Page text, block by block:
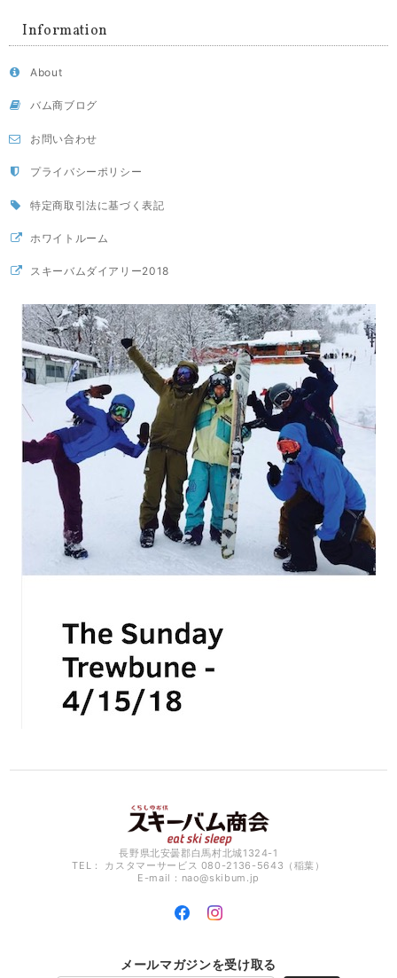
Information
About
バム商ブログ
お問い合わせ
プライバシーポリシー
特定商取引法に基づく表記
ホワイトルーム
スキーバムダイアリー2018
長野県北安曇郡白馬村北城1324-1
TEL： カスタマーサービス 080-2136-5643（稲葉）
E-mail： nao@skibum.jp
メールマガジンを受け取る